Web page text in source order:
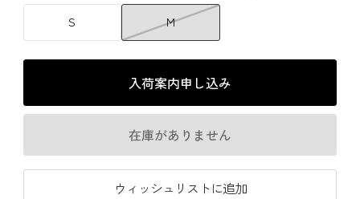
S M
入荷案内申し込み
在庫がありません
ウィッシュリストに追加